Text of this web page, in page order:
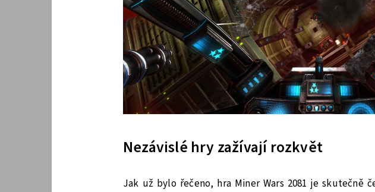
Nezávislé hry zažívají rozkvět
Jak už bylo řečeno, hra Miner Wars 2081 je skutečně